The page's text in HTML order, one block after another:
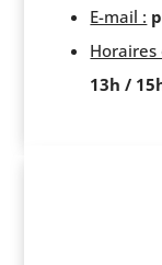
E-mail :
Horaires
13h /